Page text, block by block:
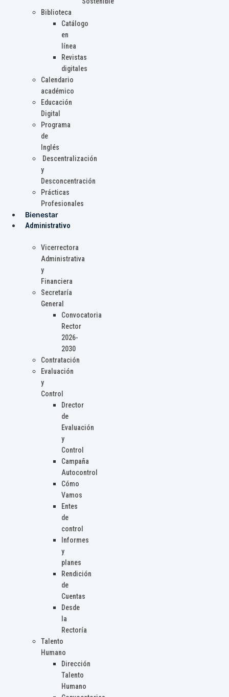
Biblioteca
Catálogo
en
línea
Revistas
digitales
Calendario
académico
Educación
Digital
Programa
de
Inglés
Descentralización
y
Desconcentración
Prácticas
Profesionales
Bienestar
Administrativo
Vicerrectora
Administrativa
y
Financiera
Secretaría
General
Convocatoria
Rector
2026-
2030
Contratación
Evaluación
y
Control
Drector
de
Evaluación
y
Control
Campaña
Autocontrol
Cómo
Vamos
Entes
de
control
Informes
y
planes
Rendición
de
Cuentas
Desde
la
Rectoría
Talento
Humano
Dirección
Talento
Humano